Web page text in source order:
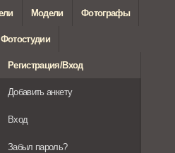
Модели Фотографы
Фотостудии
Регистрация/Вход
Добавить анкету
Вход
Забыл пароль?